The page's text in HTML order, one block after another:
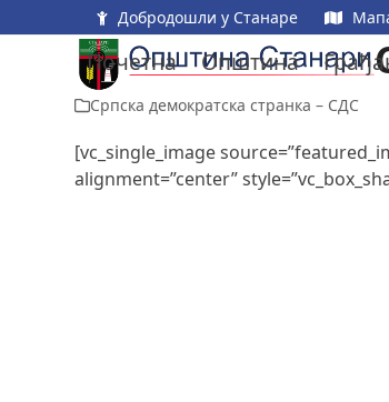
to
Добродошли у Станаре
Почетна Општина
Српска демократска странка – СДС
[vc_single_image
alignment=”center”